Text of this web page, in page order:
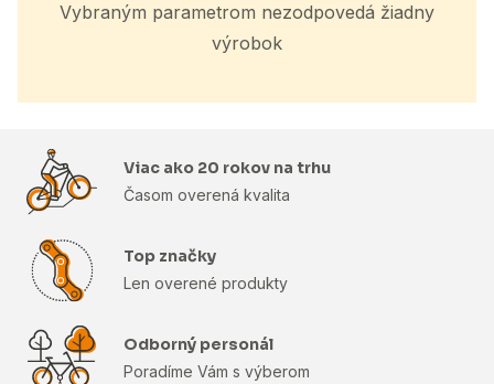
Vybraným parametrom nezodpovedá žiadny
výrobok
Viac ako 20 rokov na trhu
Časom overená kvalita
Top značky
Len overené produkty
Odborný personál
Poradíme Vám s výberom